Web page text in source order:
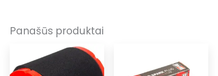
Panašūs produktai